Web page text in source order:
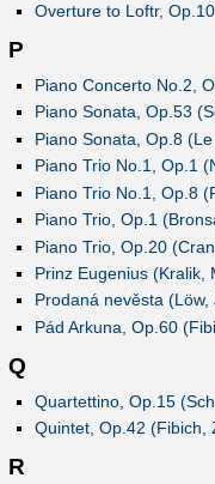
Overture to Loftr,
P
Piano Concerto No.2,
Piano Sonata, Op.53
Piano Sonata, Op.8
Piano Trio No.1, Op.1
Piano Trio No.1, Op.8
Piano Trio, Op.1
Piano Trio, Op.20
Prinz Eugenius (Kralik,
Prodaná nevěsta (Löw,
Pád Arkuna, Op.60
Q
Quartettino, Op.15
Quintet, Op.42 (Fibich,
R